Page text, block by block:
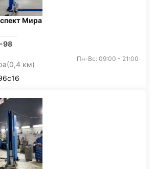
Мира
98
(0,4 км)
Пн-Вс: 09:00 - 21:00